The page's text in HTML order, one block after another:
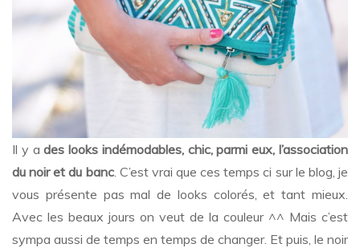
Il y ades looks indémodables, chic, parmi eux, l’association
du noir et du banc. C’est vrai que ces temps ci sur le blog, je
vous présente pas mal de looks colorés, et tant mieux.
Avec les beaux jours on veut de la couleur ^^ Mais c’est
sympa aussi de temps en temps de changer. Et puis, le noir